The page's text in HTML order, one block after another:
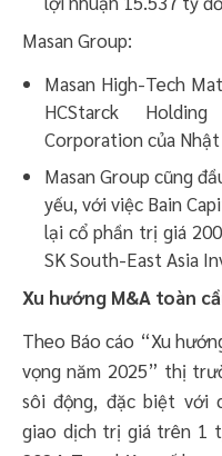
Masan Group:
Masan High-Tech
HCStarck
Corporation của
Masan Group cũng
yếu, với việc Bain
lại cổ phần trị giá
SK South-East Asia
Xu hướng M&A toàn
Theo Báo cáo “Xu
vọng năm 2025” thị
sôi động, đặc biệt với
giao dịch trị giá trên 1